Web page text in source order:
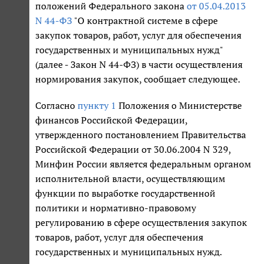
положений Федерального закона от 05.04.2013
N 44-ФЗ "О контрактной системе в сфере
закупок товаров, работ, услуг для обеспечения
государственных и муниципальных нужд"
(далее - Закон N 44-ФЗ) в части осуществления
нормирования закупок, сообщает следующее.
Согласно пункту 1 Положения о Министерстве
финансов Российской Федерации,
утвержденного постановлением Правительства
Российской Федерации от 30.06.2004 N 329,
Минфин России является федеральным органом
исполнительной власти, осуществляющим
функции по выработке государственной
политики и нормативно-правовому
регулированию в сфере осуществления закупок
товаров, работ, услуг для обеспечения
государственных и муниципальных нужд.